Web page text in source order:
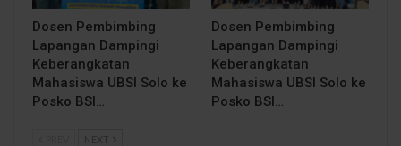
Dosen Pembimbing
Lapangan Dampingi
Keberangkatan
Mahasiswa UBSI Solo ke
Posko BSI…
Dosen Pembimbing
Lapangan Dampingi
Keberangkatan
Mahasiswa UBSI Solo ke
Posko BSI…
NEXT